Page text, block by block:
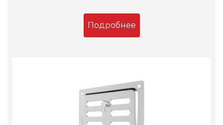
Подробнее